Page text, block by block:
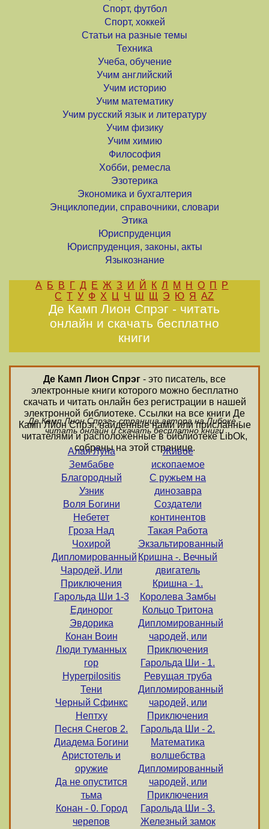
Спорт, футбол
Спорт, хоккей
Статьи на разные темы
Техника
Учеба, обучение
Учим английский
Учим историю
Учим математику
Учим русский язык и литературу
Учим физику
Учим химию
Философия
Хобби, ремесла
Эзотерика
Экономика и бухгалтерия
Энциклопедии, справочники, словари
Этика
Юриспруденция
Юриспруденция, законы, акты
Языкознание
А Б В Г Д Е Ж З И Й К Л М Н О П
Р
С Т У Ф Х Ц Ч Ш Щ Э Ю Я AZ
Де Камп Лион Спрэг - читать
онлайн и скачать бесплатно
книги
Де Камп Лион Спрэг - это писатель, все
электронные книги которого можно бесплатно
скачать и читать онлайн без регистрации в нашей
электронной библиотеке. Ссылки на все книги Де
Камп Лион Спрэг, найденные нами или присланные
читателями и расположенные в библиотеке LibOk,
собраны на этой странице.
Де Камп Лион Спрэг - страница автора на Либоке -
читать онлайн и скачать бесплатно книги
Алая Луна
Зембабве
Благородный
Узник
Воля Богини
Небетет
Гроза Над
Чохирой
Дипломированный
Чародей, Или
Приключения
Гарольда Ши 1-3
Единорог
Эвдорика
Конан Воин
Люди туманных
гор
Нyрerрilositis
Тени
Черный Сфинкс
Нептху
Песня Снегов 2.
Диадема Богини
Аристотель и
оружие
Да не опустится
тьма
Конан - 0. Город
черепов
Живое
ископаемое
С ружьем на
динозавра
Создатели
континентов
Такая Работа
Экзальтированный
Кришна -. Вечный
двигатель
Кришна - 1.
Королева Замбы
Кольцо Тритона
Дипломированный
чародей, или
Приключения
Гарольда Ши - 1.
Ревущая труба
Дипломированный
чародей, или
Приключения
Гарольда Ши - 2.
Математика
волшебства
Дипломированный
чародей, или
Приключения
Гарольда Ши - 3.
Железный замок